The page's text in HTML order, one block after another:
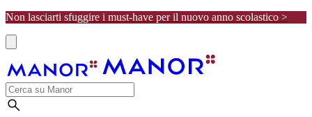
Non lasciarti sfuggire i must-have per il nuovo anno scolastico >